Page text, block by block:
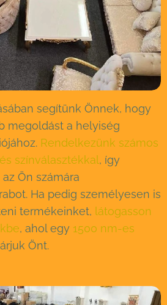
segítünk Önnek, hogy
megoldást a helyiség
Rendelkezünk számos
színválasztékkal , így
Ön számára
Ha pedig személyesen is
termékeinket, látogasson
, ahol egy 1500 nm-es
Önt.